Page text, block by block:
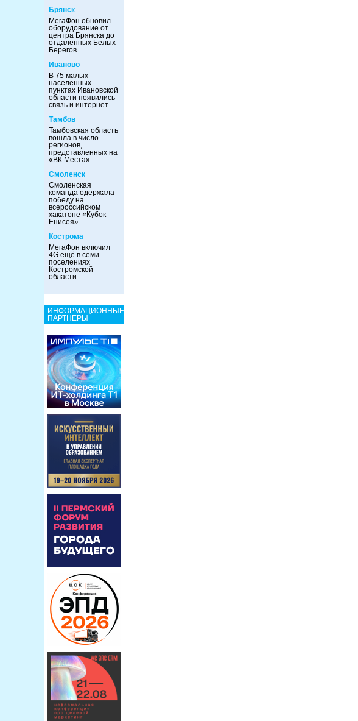
Брянск
МегаФон обновил
оборудование от
центра Брянска до
отдаленных Белых
Берегов
Иваново
В 75 малых
населённых
пунктах Ивановской
области появились
связь и интернет
Тамбов
Тамбовская область
вошла в число
регионов,
представленных на
«ВК Места»
Смоленск
Смоленская
команда одержала
победу на
всероссийском
хакатоне «Кубок
Енисея»
Кострома
МегаФон включил
4G ещё в семи
поселениях
Костромской
области
ИНФОРМАЦИОННЫЕ
ПАРТНЕРЫ